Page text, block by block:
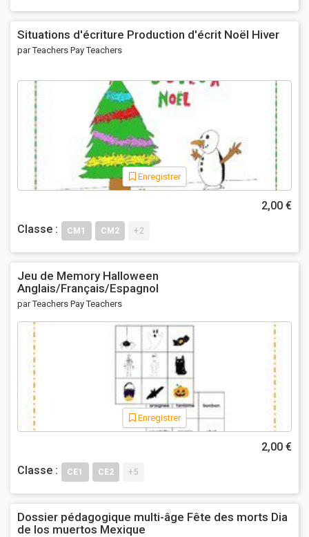
Situations d'écriture Production d'écrit Noël Hiver
par Teachers Pay Teachers
Enregistrer
2,00 €
Classe :
CM1 CM2 +2
Jeu de Memory Halloween
Anglais/Français/Espagnol
par Teachers Pay Teachers
Enregistrer
2,00 €
Classe :
CE1 CE2 +5
Dossier pédagogique multi-âge Fête des morts Dia
de los muertos Mexique